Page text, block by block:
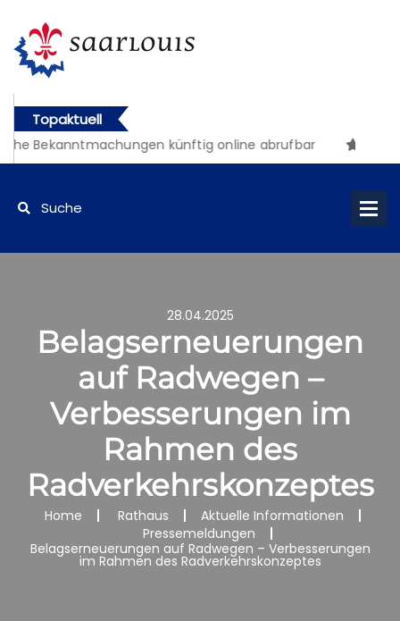
Topaktuell
Bekanntmachungen künftig online abrufbar
28.04.2025
Belagserneuerungen
auf Radwegen –
Verbesserungen im
Rahmen des
Radverkehrskonzeptes
Home Rathaus
Aktuelle Informationen
Pressemeldungen
Belagserneuerungen auf Radwegen – Verbesserungen
im Rahmen des Radverkehrskonzeptes